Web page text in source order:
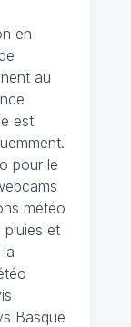
en
au
est
pour le
météo
pluies et
Basque